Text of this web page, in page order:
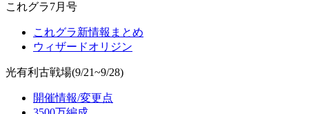
これグラ7月号
これグラ新情報まとめ
ウィザードオリジン
光有利古戦場(9/21~9/28)
開催情報/変更点